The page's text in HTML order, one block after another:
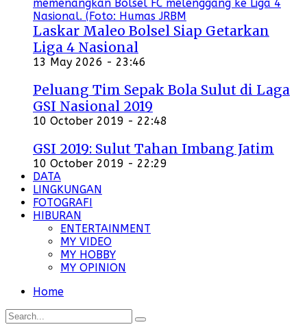
Laskar Maleo Bolsel Siap Getarkan
Liga 4 Nasional
13 May 2026 - 23:46
Peluang Tim Sepak Bola Sulut di Laga
GSI Nasional 2019
10 October 2019 - 22:48
GSI 2019: Sulut Tahan Imbang Jatim
10 October 2019 - 22:29
DATA
LINGKUNGAN
FOTOGRAFI
HIBURAN
ENTERTAINMENT
MY VIDEO
MY HOBBY
MY OPINION
Home